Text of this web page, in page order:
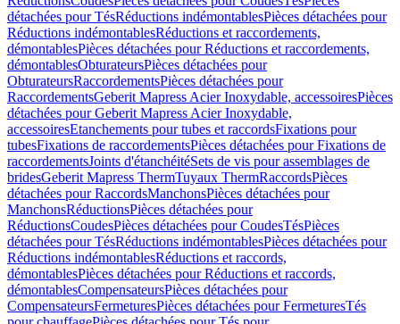
détachées pour TésRéductions indémontablesPièces détachées pour
Réductions indémontablesRéductions et raccordements,
démontablesPièces détachées pour Réductions et raccordements,
démontablesObturateursPièces détachées pour
ObturateursRaccordementsPièces détachées pour
RaccordementsGeberit Mapress Acier Inoxydable, accessoiresPièces
détachées pour Geberit Mapress Acier Inoxydable,
accessoiresEtanchements pour tubes et raccordsFixations pour
tubesFixations de raccordementsPièces détachées pour Fixations de
raccordementsJoints d'étanchéitéSets de vis pour assemblages de
bridesGeberit Mapress ThermTuyaux ThermRaccordsPièces
détachées pour RaccordsManchonsPièces détachées pour
ManchonsRéductionsPièces détachées pour
RéductionsCoudesPièces détachées pour CoudesTésPièces
détachées pour TésRéductions indémontablesPièces détachées pour
Réductions indémontablesRéductions et raccords,
démontablesPièces détachées pour Réductions et raccords,
démontablesCompensateursPièces détachées pour
CompensateursFermeturesPièces détachées pour FermeturesTés